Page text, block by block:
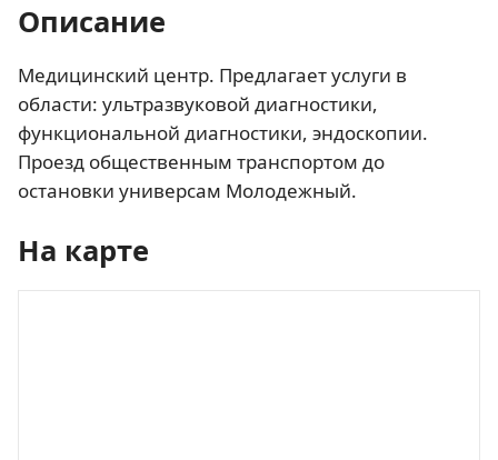
Описание
Медицинский центр. Предлагает услуги в
области: ультразвуковой диагностики,
функциональной диагностики, эндоскопии.
Проезд общественным транспортом до
остановки универсам Молодежный.
На карте